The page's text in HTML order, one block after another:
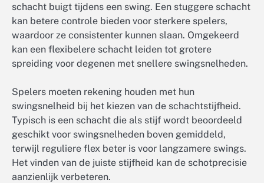
schacht buigt tijdens een swing. Een stuggere schacht
kan betere controle bieden voor sterkere spelers,
waardoor ze consistenter kunnen slaan. Omgekeerd
kan een flexibelere schacht leiden tot grotere
spreiding voor degenen met snellere swingsnelheden.
Spelers moeten rekening houden met hun
swingsnelheid bij het kiezen van de schachtstijfheid.
Typisch is een schacht die als stijf wordt beoordeeld
geschikt voor swingsnelheden boven gemiddeld,
terwijl reguliere flex beter is voor langzamere swings.
Het vinden van de juiste stijfheid kan de schotprecisie
aanzienlijk verbeteren.